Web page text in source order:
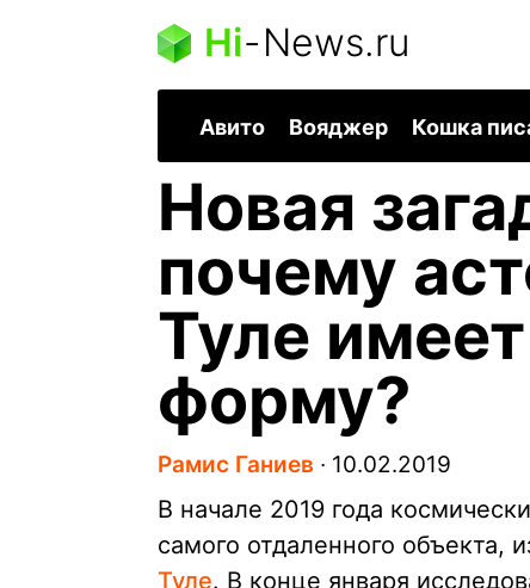
Hi-News.ru
Авито Вояджер Кошка
Новая
почему
Туле
форму?
Рамис Ганиев ∙ 10.02.2019
В начале 2019 года
самого отдаленного объекта,
Туле. В конце января